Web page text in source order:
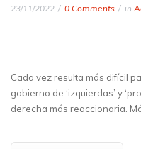
23/11/2022 0 Comments in
Cada vez resulta más difícil
gobierno de ‘izquierdas’ y
derecha más reaccionaria.